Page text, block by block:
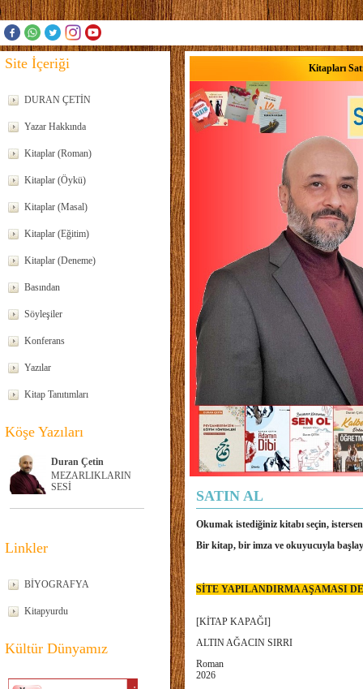
Site İçeriği
DURAN ÇETİN
Yazar Hakkında
Kitaplar (Roman)
Kitaplar (Öykü)
Kitaplar (Masal)
Kitaplar (Eğitim)
Kitaplar (Deneme)
Basından
Söyleşiler
Konferans
Yazılar
Kitap Tanıtımları
Köşe Yazıları
Duran Çetin
MEZARLIKLARIN
SESİ
Linkler
BİYOGRAFYA
Kitapyurdu
Kültür Dünyamız
Kitapları
SATIN AL
Okumak istediğiniz kitabı seçin,
Bir kitap, bir imza ve okuyucuyla
SİTE YAPILANDIRMA AŞAMASI
[KİTAP KAPAĞI]
ALTIN AĞACIN SIRRI
Roman
2026